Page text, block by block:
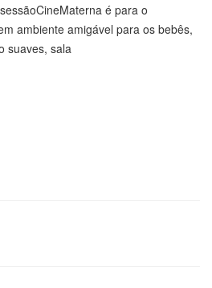
é para o
ambiente amigável para os bebês,
suaves, sala